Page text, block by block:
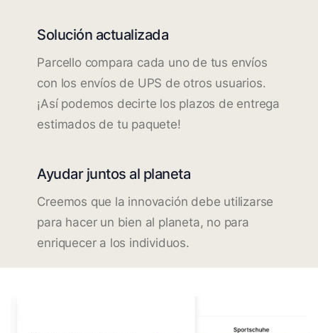
Solución actualizada
Parcello compara cada uno de tus envíos
con los envíos de UPS de otros usuarios.
¡Así podemos decirte los plazos de entrega
estimados de tu paquete!
Ayudar juntos al planeta
Creemos que la innovación debe utilizarse
para hacer un bien al planeta, no para
enriquecer a los individuos.